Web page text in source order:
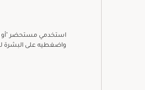
استخدمي مستحضر "أو
واضغطيه على البشرة